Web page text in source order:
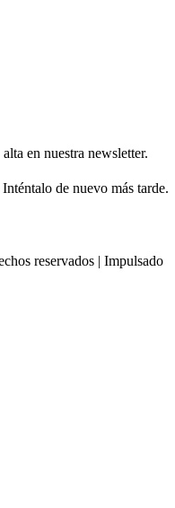
en nuestra newsletter.
de nuevo más tarde.
reservados | Impulsado